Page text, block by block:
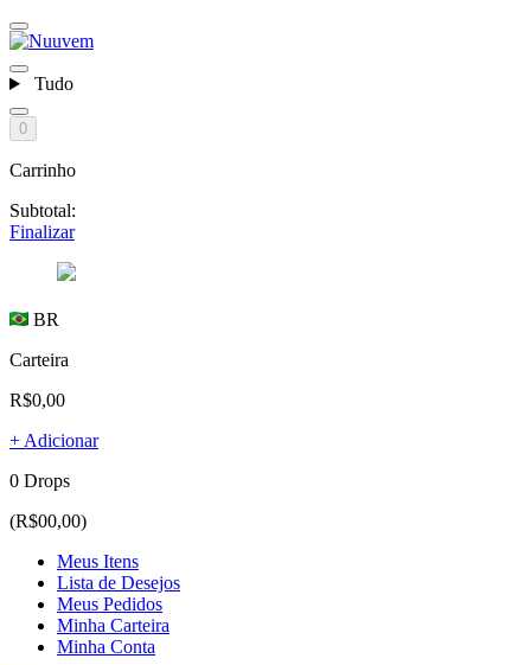
Tudo
0
Carrinho
Subtotal:
Finalizar
BR
Carteira
R$0,00
+ Adicionar
0 Drops
(R$00,00)
Meus Itens
Lista de Desejos
Meus Pedidos
Minha Carteira
Minha Conta